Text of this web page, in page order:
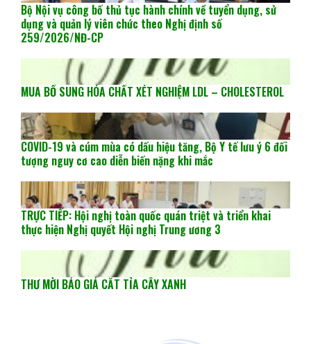
Bộ Nội vụ công bố thủ tục hành chính về tuyển dụng, sử
dụng và quản lý viên chức theo Nghị định số
259/2026/NĐ-CP
MUA BỔ SUNG HÓA CHẤT XÉT NGHIỆM LDL – CHOLESTEROL
COVID-19 và cúm mùa có dấu hiệu tăng, Bộ Y tế lưu ý 6 đối
tượng nguy cơ cao diễn biến nặng khi mắc
TRỰC TIẾP: Hội nghị toàn quốc quán triệt và triển khai
thực hiện Nghị quyết Hội nghị Trung ương 3
THƯ MỜI BÁO GIÁ CẮT TỈA CÂY XANH